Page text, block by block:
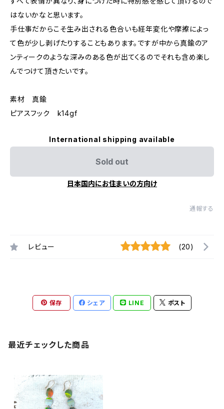
はないかなと思います。
手仕事だからこそ生み出される色合いも経年変化や摩擦によっ
て色が少し剥げたりすることもあります。ですが中から真鍮のア
ンティークのような深みのある色が出てくるのでそれも含め楽し
んでつけて頂きたいです。
素材 真鍮
ピアスフック k14gf
International shipping available
Sold out
日本国内にお住まいの方向け
通報する
レビュー (20)
保存 シェア LINE ポスト
最近チェックした商品